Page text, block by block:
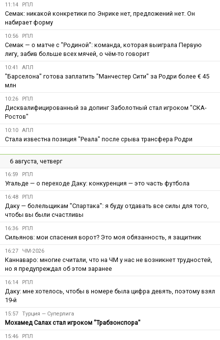
11:14 РПЛ
Семак: никакой конкретики по Энрике нет, предложений нет. Он
набирает форму
10:56 РПЛ
Семак — о матче с "Родиной": команда, которая выиграла Первую
лигу, забив больше всех мячей, о чём-то говорит
10:41 АПЛ
"Барселона" готова заплатить "Манчестер Сити" за Родри более € 45
млн
10:26 РПЛ
Дисквалифицированный за допинг Заболотный стал игроком "СКА-
Ростов"
10:10 АПЛ
Стала известна позиция "Реала" после срыва трансфера Родри
6 августа, четверг
16:59 РПЛ
Угальде — о переходе Даку: конкуренция — это часть футбола
16:48 РПЛ
Даку — болельщикам "Спартака": я буду отдавать все силы для того,
чтобы вы были счастливы
16:36 РПЛ
Сильянов: мои спасения ворот? Это моя обязанность, я защитник
16:27 ЧМ-2026
Каннаваро: многие считали, что на ЧМ у нас не возникнет трудностей,
но я предупреждал об этом заранее
16:14 РПЛ
Даку: мне хотелось, чтобы в номере была цифра девять, поэтому взял
19-й
15:57 Турция — Суперлига
Мохамед Салах стал игроком "Трабзонспора"
15:46 РПЛ